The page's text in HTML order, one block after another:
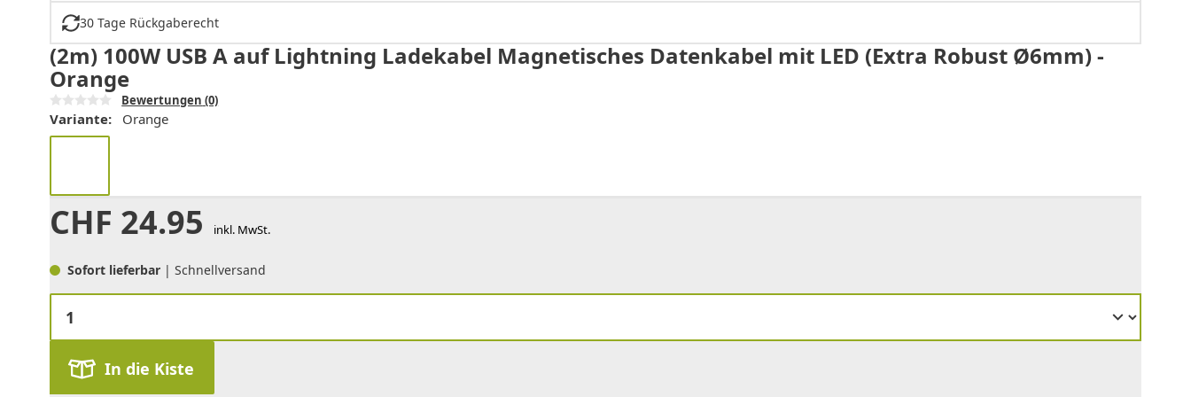
30 Tage Rückgaberecht
(2m) 100W USB A auf Lightning Ladekabel Magnetisches Datenkabel mit LED (Extra Robust Ø6mm) -
Orange
Bewertungen (0)
Variante: Orange
CHF 24.95 inkl. MwSt.
Sofort lieferbar | Schnellversand
In die Kiste